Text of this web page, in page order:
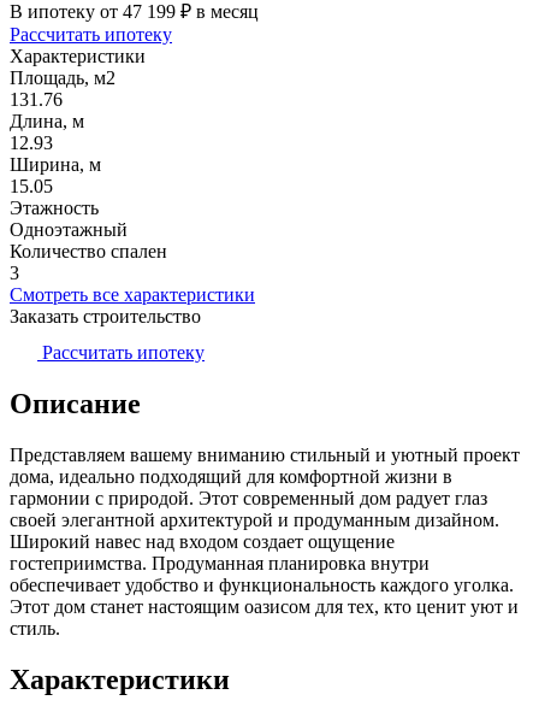
В ипотеку от 47 199 ₽ в месяц
Рассчитать ипотеку
Характеристики
Площадь, м2
131.76
Длина, м
12.93
Ширина, м
15.05
Этажность
Одноэтажный
Количество спален
3
Смотреть все характеристики
Заказать строительство
Рассчитать ипотеку
Описание
Представляем вашему вниманию стильный и уютный проект
дома, идеально подходящий для комфортной жизни в
гармонии с природой. Этот современный дом радует глаз
своей элегантной архитектурой и продуманным дизайном.
Широкий навес над входом создает ощущение
гостеприимства. Продуманная планировка внутри
обеспечивает удобство и функциональность каждого уголка.
Этот дом станет настоящим оазисом для тех, кто ценит уют и
стиль.
Характеристики